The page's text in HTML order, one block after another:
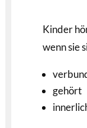
Kinder
wenn sie
gehört